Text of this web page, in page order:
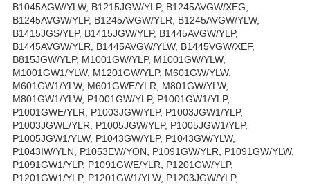
B1045AGW/YLW, B1215JGW/YLP, B1245AVGW/XEG,
B1245AVGW/YLP, B1245AVGW/YLR, B1245AVGW/YLW,
B1415JGS/YLP, B1415JGW/YLP, B1445AVGW/YLP,
B1445AVGW/YLR, B1445AVGW/YLW, B1445VGW/XEF,
B815JGW/YLP, M1001GW/YLP, M1001GW/YLW,
M1001GW1/YLW, M1201GW/YLP, M601GW/YLW,
M601GW1/YLW, M601GWE/YLR, M801GW/YLW,
M801GW1/YLW, P1001GW/YLP, P1001GW1/YLP,
P1001GWE/YLR, P1003JGW/YLP, P1003JGW1/YLP,
P1003JGWE/YLR, P1005JGW/YLP, P1005JGW1/YLP,
P1005JGW1/YLW, P1043GW/YLP, P1043GW/YLW,
P1043IW/YLN, P1053EW/YON, P1091GW/YLR, P1091GW/YLW,
P1091GW1/YLP, P1091GWE/YLR, P1201GW/YLP,
P1201GW1/YLP, P1201GW1/YLW, P1203JGW/YLP,